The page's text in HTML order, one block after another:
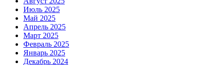
Июль 2025
Май 2025
Апрель 2025
Март 2025
Февраль 2025
Январь 2025
Декабрь 2024